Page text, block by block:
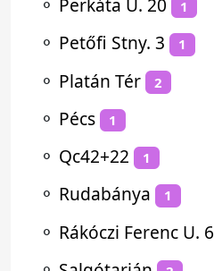
⚬ Perkáta U. 20 1
⚬ Petőfi Stny. 3 1
⚬ Platán Tér 2
⚬ Pécs 1
⚬ Qc42+22 1
⚬ Rudabánya 1
⚬ Rákóczi Ferenc U. 6